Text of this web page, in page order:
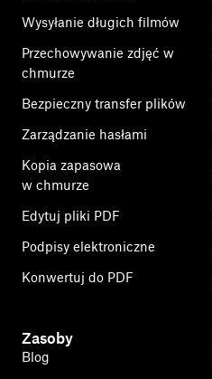
Wysyłanie długich filmów
Przechowywanie zdjęć w
chmurze
Bezpieczny transfer plików
Zarządzanie hasłami
Kopia zapasowa
w chmurze
Edytuj pliki PDF
Podpisy elektroniczne
Konwertuj do PDF
Zasoby
Blog